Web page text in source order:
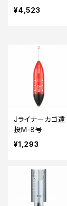
¥4,523
Jライナーカゴ遠
投M-8号
¥1,293